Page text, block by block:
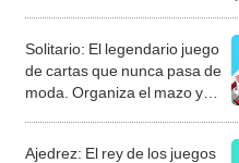
Solitario: El legendario juego
de cartas que nunca pasa de
moda. Organiza el mazo y
Ajedrez: El rey de los juegos